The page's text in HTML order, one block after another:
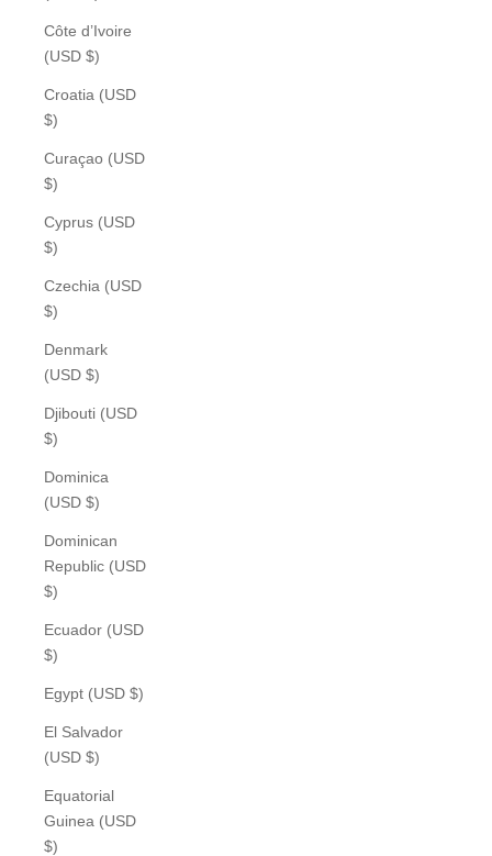
Côte d’Ivoire
(USD $)
Croatia (USD
$)
Curaçao (USD
$)
Cyprus (USD
$)
Czechia (USD
$)
Denmark
(USD $)
Djibouti (USD
$)
Dominica
(USD $)
Dominican
Republic (USD
$)
Ecuador (USD
$)
Egypt (USD $)
El Salvador
(USD $)
Equatorial
Guinea (USD
$)